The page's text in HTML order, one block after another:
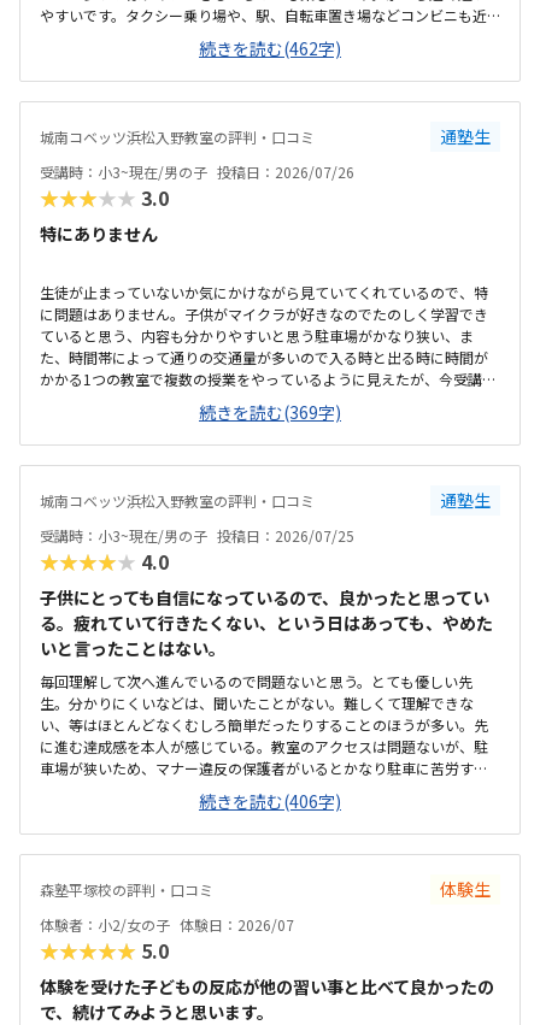
やすいです。タクシー乗り場や、駅、自転車置き場などコンビニも近
くにあるのでとても便利です。部屋はスッキリしていてきれいで勉強
しやすいです。前に仕切りもあるから集中できる。温度も聞いて調整
してくれるから、過ごしやすいです。教えてもらう時とそうでない時
がある様子なので、あまり教えてもらわない場合には料金的には高い
え合ったりしながらマイペースに学習できるので、喜んで通っていま
す。トイレが教室から見えない離れた場所にあり、クラゼミやビル関
係以外の方も(屋外からも自由に入れる)使えるので、ひとりでトイレに
行かせるのがかなり心配です。学校と違って急かされることなくじっ
くり考えながら学習できるのが嬉しいと言っています。
続きを読む(462字)
城南コベッツ浜松入野教室の評判・口コミ 通塾生
受講時：小3~現在/男の子 投稿日：2026/07/26
★★★★★ 3.0
特にありません
生徒が止まっていないか気にかけながら見ていてくれているので、特
に問題はありません。子供がマイクラが好きなのでたのしく学習でき
ていると思う、内容も分かりやすいと思う駐車場がかなり狭い、ま
た、時間帯によって通りの交通量が多いので入る時と出る時に時間が
かかる1つの教室で複数の授業をやっているように見えたが、今受講し
ているものは他のクラスとかぶっていないので気にはしていないこの
くらいの金額はかかるものだと思う、特に不満はないです。回数も週
一回で特に不満は無いです。静かな雰囲気で学習できるのはよい、先
生も生徒がつまづいていないか気にかけながらされているので問題な
中できないなどの心配がある程度です特にありません
続きを読む(369字)
城南コベッツ浜松入野教室の評判・口コミ 通塾生
受講時：小3~現在/男の子 投稿日：2026/07/25
★★★★★ 4.0
子供にとっても自信になっているので、良かったと思ってい
る。疲れていて行きたくない、という日はあっても、やめた
いと言ったことはない。
毎回理解して次へ進んでいるので問題ないと思う。とても優しい先
生。分かりにくいなどは、聞いたことがない。難しくて理解できな
い、等はほとんどなくむしろ簡単だったりすることのほうが多い。先
に進む達成感を本人が感じている。教室のアクセスは問題ないが、駐
車場が狭いため、マナー違反の保護者がいるとかなり駐車に苦労す
る。教室側でも対応に苦慮している。教室というより、保護者のマナ
ー問題。個人塾として問題ない。置いているおやつが駄菓子とかでな
く、良いオヤツのため、子どもたちはいつも嬉しそう。こういった些
細なことも、テンションを維持できる一つになる。プログラミングに
他とあまり比較していないため分からない。塾長がベテランでいらっ
しゃるので、保護者にとってもためになる話をしてくださる。非常に
頼りになり、細かく要望も対応してくれているので助かる。特に思い
当たらない。
続きを読む(406字)
森塾平塚校の評判・口コミ 体験生
体験者：小2/女の子 体験日：2026/07
★★★★★ 5.0
体験を受けた子どもの反応が他の習い事と比べて良かったの
で、続けてみようと思います。